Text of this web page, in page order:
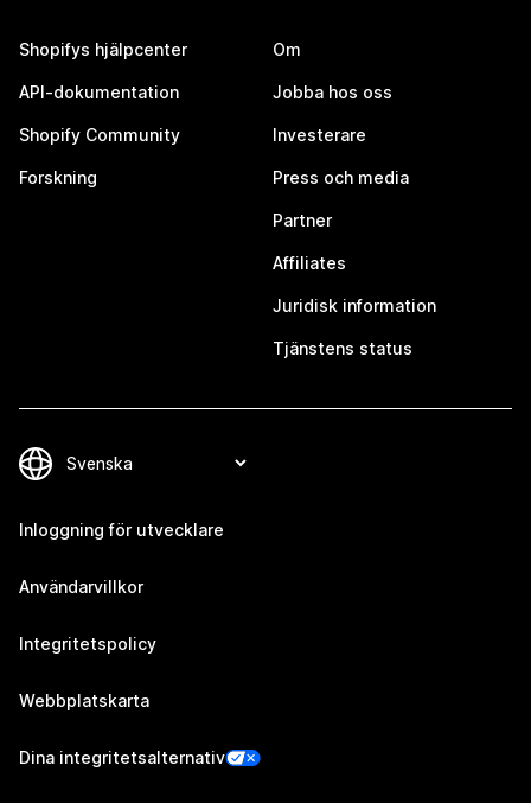
Shopifys hjälpcenter
API-dokumentation
Shopify Community
Forskning
Om
Jobba hos oss
Investerare
Press och media
Partner
Affiliates
Juridisk information
Tjänstens status
Inloggning för utvecklare
Användarvillkor
Integritetspolicy
Webbplatskarta
Dina integritetsalternativ